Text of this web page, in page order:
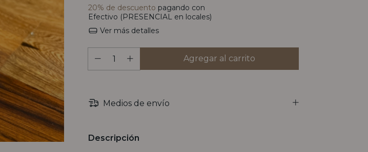
20% de descuento pagando con
Efectivo (PRESENCIAL en locales)
Ver más detalles
Medios de envío
Descripción